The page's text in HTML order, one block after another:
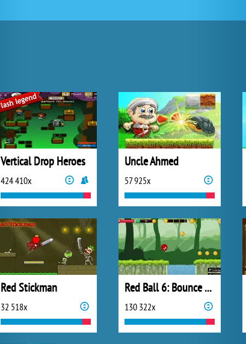
Vertical Drop Heroes
424 410x
Uncle Ahmed
57 925x
Red Stickman
32 518x
Red Ball 6: Bounce Ball
130 322x